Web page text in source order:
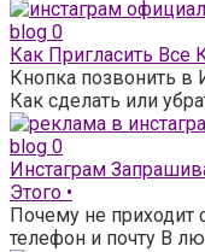
blog 0
Как Пригласить Все
Кнопка позвонить в
Как сделать или
blog 0
Инстаграм
Этого •
Почему не приходит
телефон и почту В